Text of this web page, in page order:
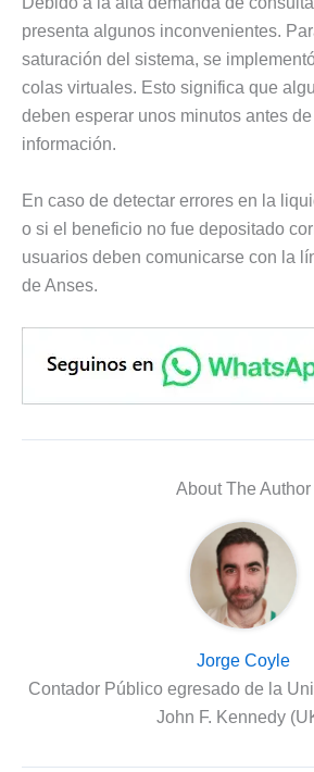
presenta algunos inconvenientes.
saturación del sistema, se
colas virtuales. Esto significa que
deben esperar unos minutos antes
información.
En caso de detectar errores en la
o si el beneficio no fue depositado
usuarios deben comunicarse con la
de Anses.
About The Author
Jorge Coyle
Contador Público egresado de la
John F. Kennedy